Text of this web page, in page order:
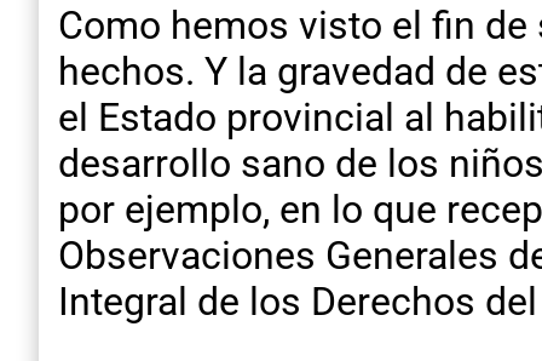
Como hemos visto el fin
hechos. Y la gravedad de
el Estado provincial al
desarrollo sano de los
por ejemplo, en lo que
Observaciones Generales
Integral de los Derechos